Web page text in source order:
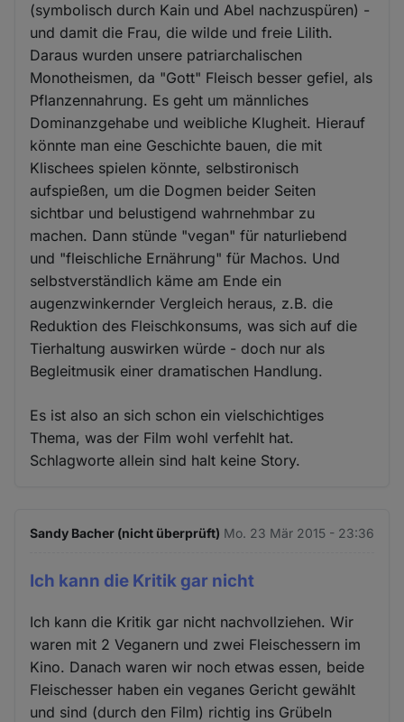
(symbolisch durch Kain und Abel nachzuspüren) -
und damit die Frau, die wilde und freie Lilith.
Daraus wurden unsere patriarchalischen
Monotheismen, da "Gott" Fleisch besser gefiel, als
Pflanzennahrung. Es geht um männliches
Dominanzgehabe und weibliche Klugheit. Hierauf
könnte man eine Geschichte bauen, die mit
Klischees spielen könnte, selbstironisch
aufspießen, um die Dogmen beider Seiten
sichtbar und belustigend wahrnehmbar zu
machen. Dann stünde "vegan" für naturliebend
und "fleischliche Ernährung" für Machos. Und
selbstverständlich käme am Ende ein
augenzwinkernder Vergleich heraus, z.B. die
Reduktion des Fleischkonsums, was sich auf die
Tierhaltung auswirken würde - doch nur als
Begleitmusik einer dramatischen Handlung.
Es ist also an sich schon ein vielschichtiges
Thema, was der Film wohl verfehlt hat.
Schlagworte allein sind halt keine Story.
Sandy Bacher (nicht überprüft) Mo. 23 Mär 2015 - 23:36
Ich kann die Kritik gar nicht
Ich kann die Kritik gar nicht nachvollziehen. Wir
waren mit 2 Veganern und zwei Fleischessern im
Kino. Danach waren wir noch etwas essen, beide
Fleischesser haben ein veganes Gericht gewählt
und sind (durch den Film) richtig ins Grübeln